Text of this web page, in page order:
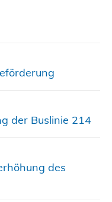
der Buslinie 214
des